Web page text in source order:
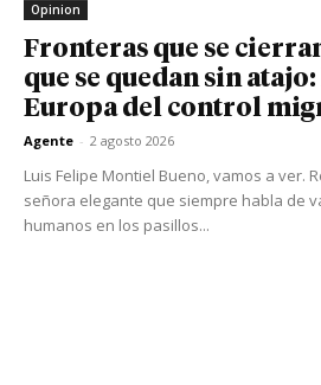
Opinion
Fronteras que se
que se quedan sin
Europa del control
Agente - 2 agosto 2026
Luis Felipe Montiel Bueno, vamos a ver.
señora elegante que siempre habla de
humanos en los pasillos...